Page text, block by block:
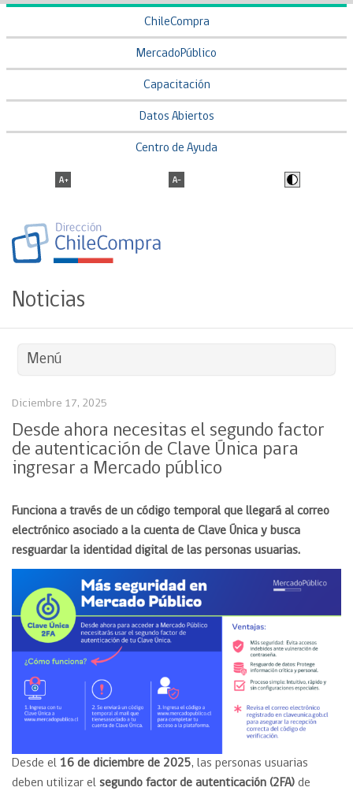
ChileCompra
MercadoPúblico
Capacitación
Datos Abiertos
Centro de Ayuda
Noticias
Menú
Diciembre 17, 2025
Desde ahora necesitas el segundo factor
de autenticación de Clave Única para
ingresar a Mercado público
Funciona a través de un código temporal que llegará al correo
electrónico asociado a la cuenta de Clave Única y busca
resguardar la identidad digital de las personas usuarias.
Desde el 16 de diciembre de 2025, las personas usuarias
deben utilizar el segundo factor de autenticación (2FA) de